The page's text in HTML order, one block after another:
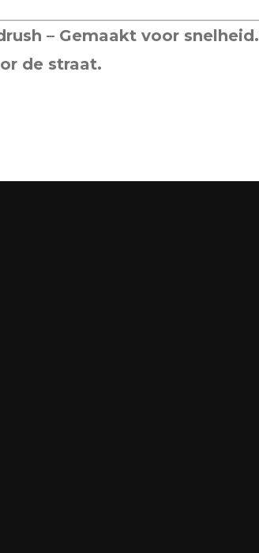
– Gemaakt voor snelheid.
de straat.